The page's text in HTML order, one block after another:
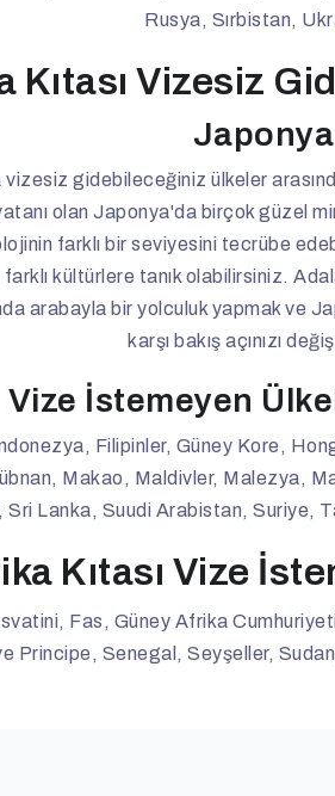
Rusya, Sırbistan,
Kıtası Vizesiz
Japonya
gidebileceğiniz ülkeler
olan Japonya'da birçok güzel
farklı bir seviyesini tecrübe
kültürlere tanık olabilirsiniz.
arabayla bir yolculuk yapmak ve
karşı bakış açınızı
Vize İstemeyen
Filipinler, Güney Kore,
Makao, Maldivler, Malezya,
Lanka, Suudi Arabistan, Suriye,
Kıtası Vize
Fas, Güney Afrika
Principe, Senegal, Seyşeller,